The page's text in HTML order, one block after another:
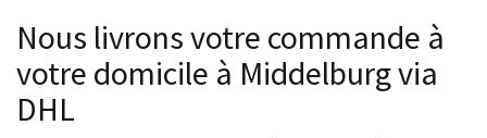
Nous livrons votre commande à
votre domicile à Middelburg via
DHL